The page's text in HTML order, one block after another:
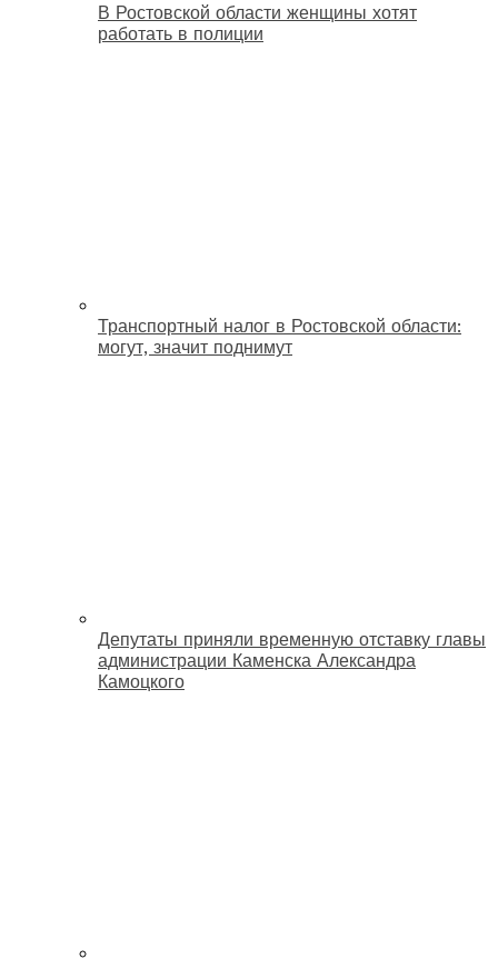
В Ростовской области женщины хотят
работать в полиции
Транспортный налог в Ростовской области:
могут, значит поднимут
Депутаты приняли временную отставку главы
администрации Каменска Александра
Камоцкого